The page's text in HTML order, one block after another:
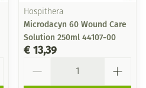
Hospithera
Microdacyn 60 Wound Care
Solution 250ml 44107-00
€ 13,39